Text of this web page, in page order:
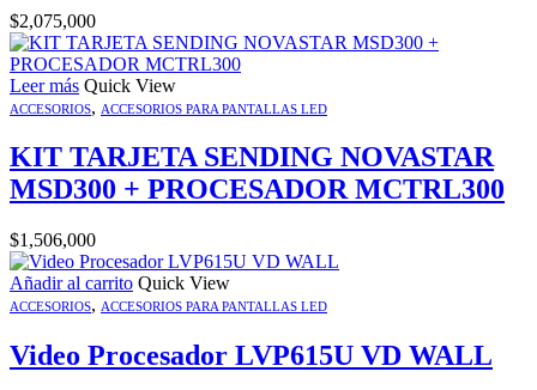
$2,075,000
Leer más Quick View
ACCESORIOS, ACCESORIOS PARA PANTALLAS LED
KIT TARJETA SENDING NOVASTAR
MSD300 + PROCESADOR MCTRL300
$1,506,000
Añadir al carrito Quick View
ACCESORIOS, ACCESORIOS PARA PANTALLAS LED
Video Procesador LVP615U VD WALL